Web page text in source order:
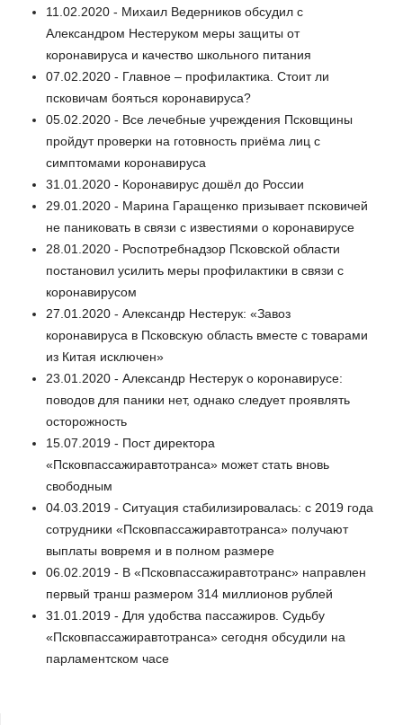
11.02.2020 - Михаил Ведерников обсудил с
Александром Нестеруком меры защиты от
коронавируса и качество школьного питания
07.02.2020 - Главное – профилактика. Стоит ли
псковичам бояться коронавируса?
05.02.2020 - Все лечебные учреждения Псковщины
пройдут проверки на готовность приёма лиц с
симптомами коронавируса
31.01.2020 - Коронавирус дошёл до России
29.01.2020 - Марина Гаращенко призывает псковичей
не паниковать в связи с известиями о коронавирусе
28.01.2020 - Роспотребнадзор Псковской области
постановил усилить меры профилактики в связи с
коронавирусом
27.01.2020 - Александр Нестерук: «Завоз
коронавируса в Псковскую область вместе с товарами
из Китая исключен»
23.01.2020 - Александр Нестерук о коронавирусе:
поводов для паники нет, однако следует проявлять
осторожность
15.07.2019 - Пост директора
«Псковпассажиравтотранса» может стать вновь
свободным
04.03.2019 - Ситуация стабилизировалась: с 2019 года
сотрудники «Псковпассажиравтотранса» получают
выплаты вовремя и в полном размере
06.02.2019 - В «Псковпассажиравтотранс» направлен
первый транш размером 314 миллионов рублей
31.01.2019 - Для удобства пассажиров. Судьбу
«Псковпассажиравтотранса» сегодня обсудили на
парламентском часе